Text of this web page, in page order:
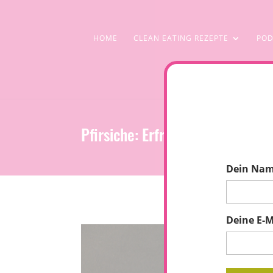
HOME CLEAN EATING REZEPTE
Pfirsiche: Erfrischend und
Dein
Deine E-